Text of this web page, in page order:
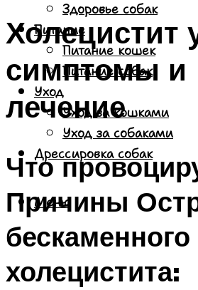
Здоровье собак
Питание
Питание кошек
Питание собак
Уход
Уход за кошками
Уход за собаками
Дрессировка собак
Меню
Холецистит
симптомы и
лечение
Что
Причины
бескаменного
холецистита: